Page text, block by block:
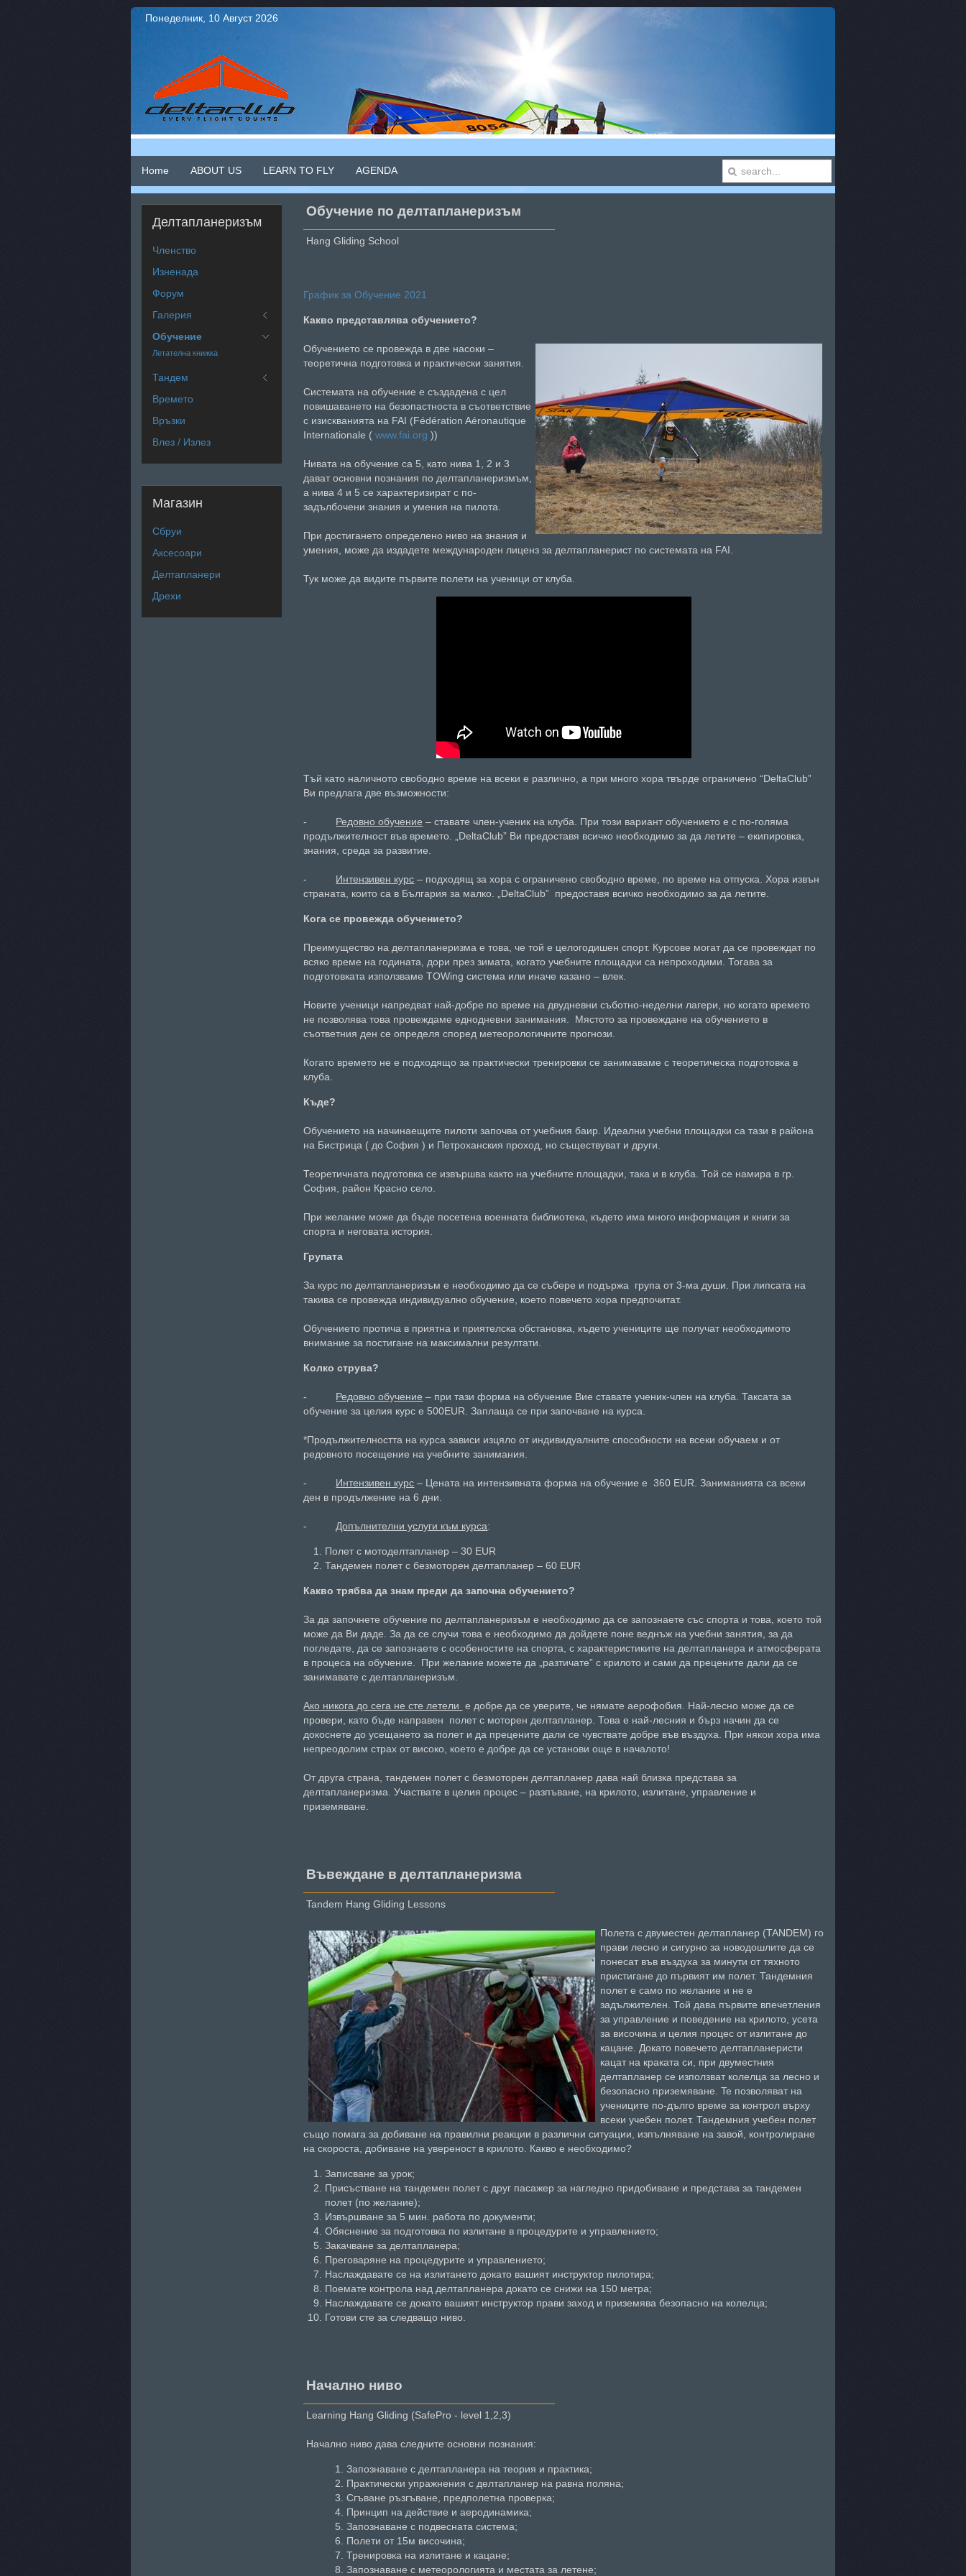
Понеделник, 10 Август 2026
Home ABOUT US LEARN TO FLY AGENDA
Обучение по делтапланеризъм
Hang Gliding School
График за Обучение 2021
Какво представлява обучението?
Обучението се провежда в две насоки –
теоретична подготовка и практически занятия.
Системата на обучение е създадена с цел
повишаването на безопастноста в съответствие
с изискванията на FAI (Fédération Aéronautique
Internationale (www.fai.org ))
Нивата на обучение са 5, като нива 1, 2 и 3
дават основни познания по делтапланеризмъм,
а нива 4 и 5 се характеризират с по-
задълбочени знания и умения на пилота.
При достигането определено ниво на знания и
умения, може да издадете международен лиценз за делтапланерист по системата на FAI.
Тук може да видите първите полети на ученици от клуба.
Тъй като наличното свободно време на всеки е различно, а при много хора твърде ограничено “DeltaClub”
Ви предлага две възможности:
- Редовно обучение – ставате член-ученик на клуба. При този вариант обучението е с по-голяма
продължителност във времето. „DeltaClub” Ви предоставя всичко необходимо за да летите – екипировка,
знания, среда за развитие.
- Интензивен курс – подходящ за хора с ограничено свободно време, по време на отпуска. Хора извън
страната, които са в България за малко. „DeltaClub” предоставя всичко необходимо за да летите.
Кога се провежда обучението?
Преимущество на делтапланеризма е това, че той е целогодишен спорт. Курсове могат да се провеждат по
всяко време на годината, дори през зимата, когато учебните площадки са непроходими. Тогава за
подготовката използваме TOWing система или иначе казано – влек.
Новите ученици напредват най-добре по време на двудневни съботно-неделни лагери, но когато времето
не позволява това провеждаме еднодневни занимания. Мястото за провеждане на обучението в
съответния ден се определя според метеорологичните прогнози.
Когато времето не е подходящо за практически тренировки се занимаваме с теоретическа подготовка в
клуба.
Къде?
Обучението на начинаещите пилоти започва от учебния баир. Идеални учебни площадки са тази в района
на Бистрица ( до София ) и Петроханския проход, но съществуват и други.
Теоретичната подготовка се извършва както на учебните площадки, така и в клуба. Той се намира в гр.
София, район Красно село.
При желание може да бъде посетена военната библиотека, където има много информация и книги за
спорта и неговата история.
Групата
За курс по делтапланеризъм е необходимо да се събере и подържа група от 3-ма души. При липсата на
такива се провежда индивидуално обучение, което повечето хора предпочитат.
Обучението протича в приятна и приятелска обстановка, където учениците ще получат необходимото
внимание за постигане на максимални резултати.
Колко струва?
- Редовно обучение – при тази форма на обучение Вие ставате ученик-член на клуба. Таксата за
обучение за целия курс е 500EUR. Заплаща се при започване на курса.
*Продължителността на курса зависи изцяло от индивидуалните способности на всеки обучаем и от
редовното посещение на учебните занимания.
- Интензивен курс – Цената на интензивната форма на обучение е 360 EUR. Заниманията са всеки
ден в продължение на 6 дни.
- Допълнителни услуги към курса:
Полет с мотоделтапланер – 30 EUR
Тандемен полет с безмоторен делтапланер – 60 EUR
Какво трябва да знам преди да започна обучението?
За да започнете обучение по делтапланеризъм е необходимо да се запознаете със спорта и това, което той
може да Ви даде. За да се случи това е необходимо да дойдете поне веднъж на учебни занятия, за да
погледате, да се запознаете с особеностите на спорта, с характеристиките на делтапланера и атмосферата
в процеса на обучение. При желание можете да „разтичате” с крилото и сами да прецените дали да се
занимавате с делтапланеризъм.
Ако никога до сега не сте летели е добре да се уверите, че нямате аерофобия. Най-лесно може да се
провери, като бъде направен полет с моторен делтапланер. Това е най-лесния и бърз начин да се
докоснете до усещането за полет и да прецените дали се чувствате добре във въздуха. При някои хора има
непреодолим страх от високо, което е добре да се установи още в началото!
От друга страна, тандемен полет с безмоторен делтапланер дава най близка представа за
делтапланеризма. Участвате в целия процес – разпъване, на крилото, излитане, управление и
приземяване.
Въвеждане в делтапланеризма
Tandem Hang Gliding Lessons
Полета с двуместен делтапланер (TANDEM) го
прави лесно и сигурно за новодошлите да се
понесат във въздуха за минути от тяхното
пристигане до първият им полет. Тандемния
полет е само по желание и не е
задължителен. Той дава първите впечетления
за управление и поведение на крилото, усета
за височина и целия процес от излитане до
кацане. Докато повечето делтапланеристи
кацат на краката си, при двуместния
делтапланер се използват колелца за лесно и
безопасно приземяване. Te позволяват на
учениците по-дълго време за контрол върху
всеки учебен полет. Тандемния учебен полет
също помага за добиване на правилни реакции в различни ситуации, изпълняване на завой, контролиране
на скороста, добиване на увереност в крилото. Какво е необходимо?
Записване за урок;
Присъстване на тандемен полет с друг пасажер за нагледно придобиване и представа за тандемен
полет (по желание);
Извършване за 5 мин. работа по документи;
Обяснение за подготовка по излитане в процедурите и управлението;
Закачване за делтапланера;
Преговаряне на процедурите и управлението;
Наслаждавате се на излитането докато вашият инструктор пилотира;
Поемате контрола над делтапланера докато се снижи на 150 метра;
Наслаждавате се докато вашият инструктор прави заход и приземява безопасно на колелца;
Готови сте за следващо ниво.
Начално ниво
Learning Hang Gliding (SafePro - level 1,2,3)
Начално ниво дава следните основни познания:
Запознаване с делтапланера на теория и практика;
Практически упражнения с делтапланер на равна поляна;
Сгъване ръзгъване, предполетна проверка;
Принцип на действие и аеродинамика;
Запознаване с подвесната система;
Полети от 15м височина;
Тренировка на излитане и кацане;
Запознаване с метеорологията и местата за летене;
Делтапланеризъм
Членство
Изненада
Форум
Галерия
Обучение
Летателна книжка
Тандем
Времето
Връзки
Влез / Излез
Магазин
Сбруи
Аксесоари
Делтапланери
Дрехи